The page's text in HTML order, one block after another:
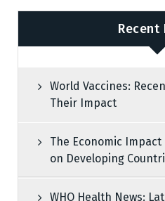
Recent
World Vaccines:
Their Impact
The Economic
on Developing
WHO Health News: